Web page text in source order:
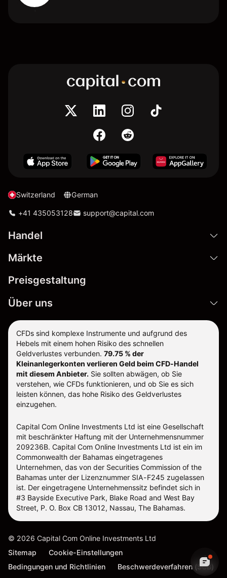
Switzerland German
+41 435053128 support@capital.com
Handel
Märkte
Preisgestaltung
Über uns
CFDs sind komplexe Instrumente und aufgrund des
Hebels mit einem hohen Risiko des schnellen
Geldverlustes verbunden. 79.75 % der
Kleinanlegerkonten verlieren Geld beim CFD-Handel
mit diesem Anbieter. Sie sollten abwägen, ob Sie
verstehen, wie CFDs funktionieren, und ob Sie es sich
leisten können, das hohe Risiko des Geldverlustes
einzugehen.
Capital Com Online Investments Ltd ist eine Gesellschaft
mit beschränkter Haftung mit der Unternehmensnummer
209236B. Capital Com Online Investments Ltd ist ein im
Commonwealth der Bahamas eingetragenes
Unternehmen, das von der Securities Commission of the
Bahamas unter der Lizenznummer SIA-F245 zugelassen
ist. Der eingetragene Unternehmenssitz befindet sich in
#3 Bayside Executive Park, Blake Road and West Bay
Street, P. O. Box CB 13012, Nassau, The Bahamas.
© 2026 Capital Com Online Investments Ltd
Sitemap
Cookie-Einstellungen
Bedingungen und Richtlinien
Beschwerdeverfahren (SCB)